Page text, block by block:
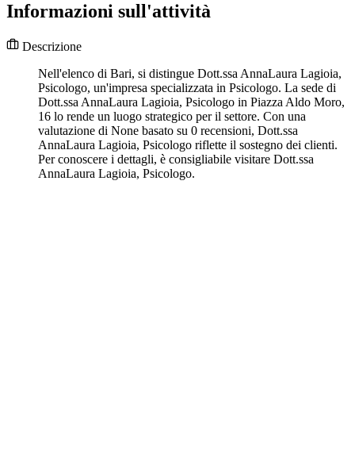
Informazioni sull'attività
Descrizione
Nell'elenco di Bari, si distingue Dott.ssa AnnaLaura Lagioia,
Psicologo, un'impresa specializzata in Psicologo. La sede di
Dott.ssa AnnaLaura Lagioia, Psicologo in Piazza Aldo Moro,
16 lo rende un luogo strategico per il settore. Con una
valutazione di None basato su 0 recensioni, Dott.ssa
AnnaLaura Lagioia, Psicologo riflette il sostegno dei clienti.
Per conoscere i dettagli, è consigliabile visitare Dott.ssa
AnnaLaura Lagioia, Psicologo.